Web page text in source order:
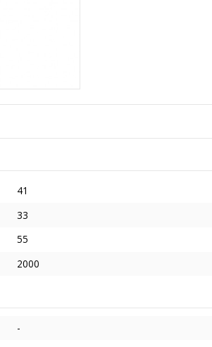
41
33
55
2000
-